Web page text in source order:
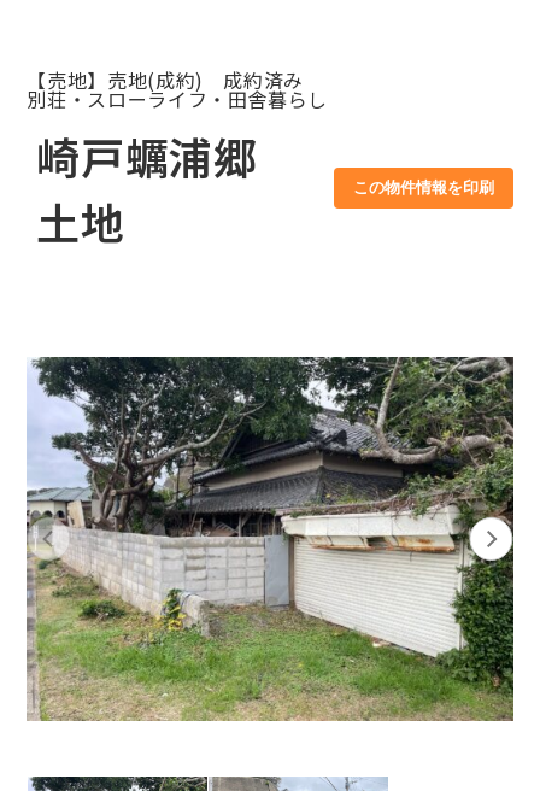
【売地】売地(成約) 成約済み
別荘・スローライフ・田舎暮らし
崎戸蠣浦郷
土地
この物件情報を印刷